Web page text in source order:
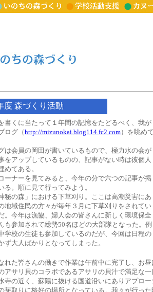
度 森づくり活動
書くに当たって１年間の記憶をたどるべく、我が
ログ（http://mizunokai.blog114.fc2.com）を眺め
は会員の岡田が書いているもので、極力水の会が
をアップしているものの、記事がない時は彼個人
めてある。
ーナーを見てみると、今年の分で六つの記事が掲
る。順に見て行ってみよう。
秘の森」における下草刈り。ここは高潮災害にあ
地域住民の方々が毎年３月に下草刈りをされてい
。今年は漁協、婦人会の皆さんに新しく環境保全
も参加されて総勢50名ほどの大部隊となった。例
学校の生徒も参加しているのだが、今回は日程の
ず大人ばかりとなってしまった。
れた皆さんの働きで作業は午前中に完了し、お
アサリ貝のコラボであるアサリの貝汁で満足な
寺の近く、蘇陽に抜ける国道沿いにありアプロ
芽取りに格好の場所となっている。我々が行っ